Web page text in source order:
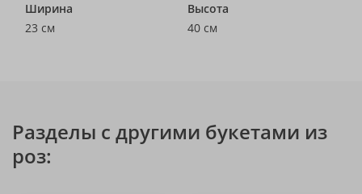
Ширина
23 см
Высота
40 см
Разделы с другими букетами из
роз: